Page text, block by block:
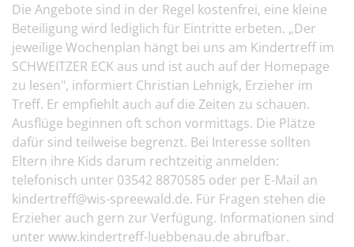
Die Angebote sind in der Regel kostenfrei, eine kleine
Beteiligung wird lediglich für Eintritte erbeten. „Der
jeweilige Wochenplan hängt bei uns am Kindertreff im
SCHWEITZER ECK aus und ist auch auf der Homepage
zu lesen", informiert Christian Lehnigk, Erzieher im
Treff. Er empfiehlt auch auf die Zeiten zu schauen.
Ausflüge beginnen oft schon vormittags. Die Plätze
dafür sind teilweise begrenzt. Bei Interesse sollten
Eltern ihre Kids darum rechtzeitig anmelden:
telefonisch unter 03542 8870585 oder per E-Mail an
kindertreff@wis-spreewald.de. Für Fragen stehen die
Erzieher auch gern zur Verfügung. Informationen sind
unter www.kindertreff-luebbenau.de abrufbar.